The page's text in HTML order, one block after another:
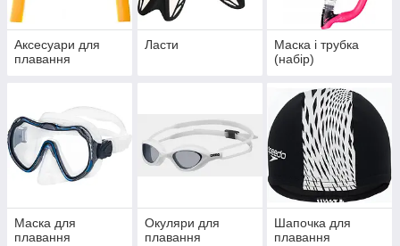
Аксесуари для
плавання
Ласти
Маска і трубка
(набір)
Маска для
плавання
Окуляри для
плавання
Шапочка для
плавання